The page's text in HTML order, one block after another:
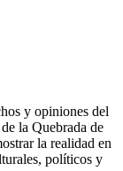
y opiniones del
la Quebrada de
la realidad en
políticos y